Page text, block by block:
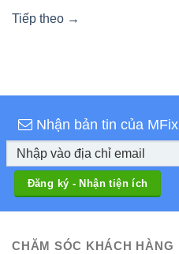
Tiếp theo →
Nhận bản tin của MFix
CHĂM SÓC KHÁCH HÀNG